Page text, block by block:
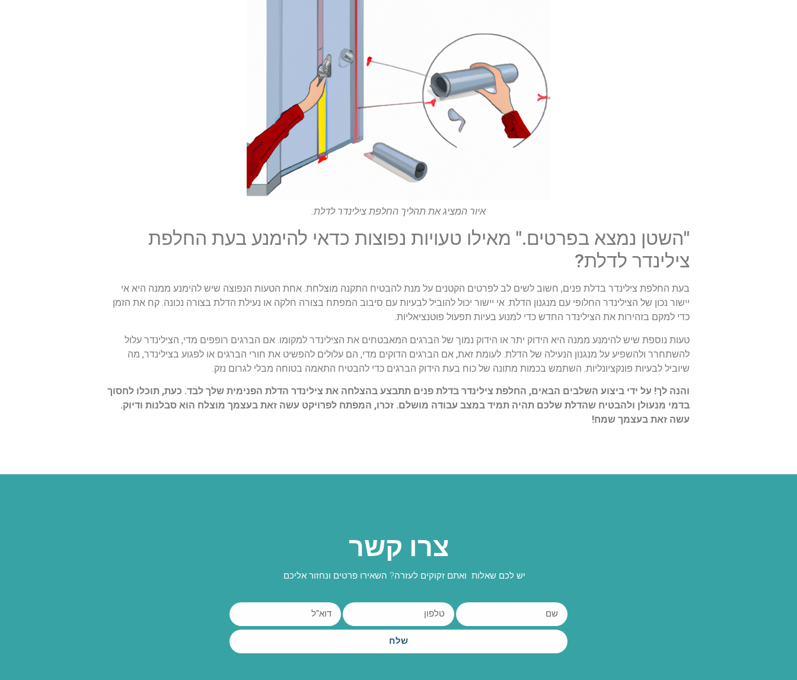
איור המציג את תהליך החלפת צילינדר לדלת.
"השטן נמצא בפרטים." מאילו טעויות נפוצות כדאי להימנע בעת החלפת
צילינדר לדלת?
בעת החלפת צילינדר בדלת פנים, חשוב לשים לב לפרטים הקטנים על מנת להבטיח התקנה מוצלחת. אחת הטעות הנפוצה שיש להימנע ממנה היא אי
יישור נכון של הצילינדר החלופי עם מנגנון הדלת. אי יישור יכול להוביל לבעיות עם סיבוב המפתח בצורה חלקה או נעילת הדלת בצורה נכונה. קח את הזמן
כדי למקם בזהירות את הצילינדר החדש כדי למנוע בעיות תפעול פוטנציאליות.
טעות נוספת שיש להימנע ממנה היא הידוק יתר או הידוק נמוך של הברגים המאבטחים את הצילינדר למקומו. אם הברגים רופפים מדי, הצילינדר עלול
להשתחרר ולהשפיע על מנגנון הנעילה של הדלת. לעומת זאת, אם הברגים הדוקים מדי, הם עלולים להפשיט את חורי הברגים או לפגוע בצילינדר, מה
שיוביל לבעיות פונקציונליות. השתמש בכמות מתונה של כוח בעת הידוק הברגים כדי להבטיח התאמה בטוחה מבלי לגרום נזק.
והנה לך! על ידי ביצוע השלבים הבאים, החלפת צילינדר בדלת פנים תתבצע בהצלחה את צילינדר הדלת הפנימית שלך לבד. כעת, תוכלו לחסוך
בדמי מנעולן ולהבטיח שהדלת שלכם תהיה תמיד במצב עבודה מושלם. זכרו, המפתח לפרויקט עשה זאת בעצמך מוצלח הוא סבלנות ודיוק.
עשה זאת בעצמך שמח!
צרו קשר
יש לכם שאלות ואתם זקוקים לעזרה? השאירו פרטים ונחזור אליכם
שלח